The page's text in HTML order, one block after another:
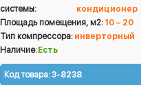
системы:
кондиционер
Площадь помещения, м2: 10 – 20
Тип компрессора: инверторный
Наличие: Есть
Код товара:3-8238